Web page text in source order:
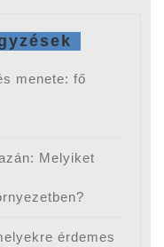
menete: fő
Melyiket
érdemes